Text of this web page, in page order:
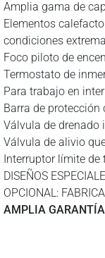
Amplia gama de
Elementos
condiciones
Foco piloto de
Termostato de
Para trabajo en
Barra de
Válvula de
Válvula de alivio
Interruptor límite de
DISEÑOS
OPCIONAL:
AMPLIA